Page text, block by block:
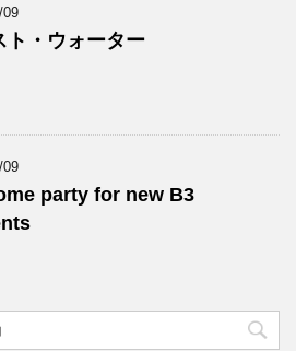
09
ト・ウォーター
09
party for new B3